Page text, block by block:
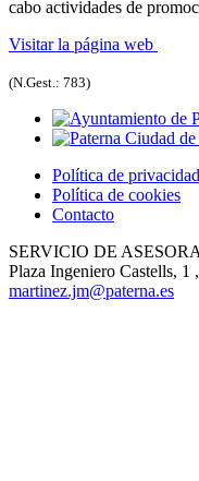
cabo actividades de
Visitar la página web
(N.Gest.: 783)
Política de privacidad
Política de cookies
Contacto
SERVICIO DE
Plaza Ingeniero Castells, 1
martinez.jm@paterna.es